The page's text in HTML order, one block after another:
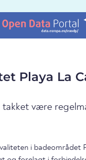
Playa La
takket være
i badeområdet